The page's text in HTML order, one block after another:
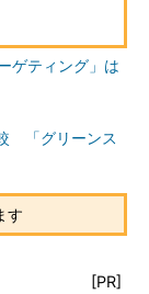
ゲティング」は
較 「グリーンス
す
[PR]